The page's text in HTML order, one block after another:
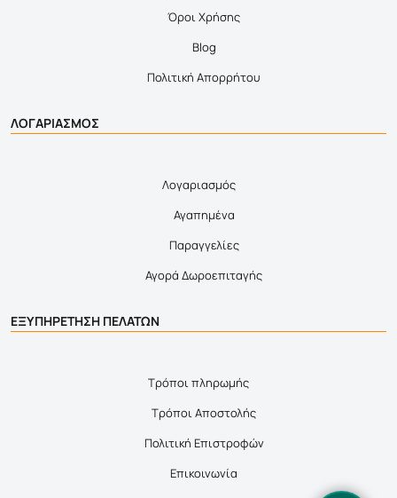
Όροι Χρήσης
Blog
Πολιτική Απορρήτου
ΛΟΓΑΡΙΑΣΜΟΣ
Λογαριασμός
Αγαπημένα
Παραγγελίες
Αγορά Δωροεπιταγής
ΕΞΥΠΗΡΕΤΗΣΗ ΠΕΛΑΤΩΝ
Τρόποι πληρωμής
Τρόποι Αποστολής
Πολιτική Επιστροφών
Επικοινωνία